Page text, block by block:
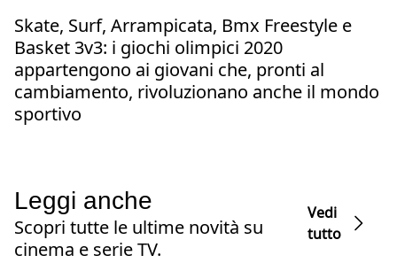
Skate, Surf, Arrampicata, Bmx Freestyle e
Basket 3v3: i giochi olimpici 2020
appartengono ai giovani che, pronti al
cambiamento, rivoluzionano anche il mondo
sportivo
Leggi anche
Scopri tutte le ultime novità su
cinema e serie TV.
Vedi
tutto